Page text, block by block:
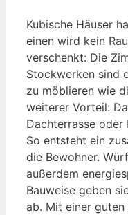
Kubische Häuser
einen wird kein
verschenkt: Die
Stockwerken sind
zu möblieren wie
weiterer Vorteil:
Dachterrasse
So entsteht ein
die Bewohner.
außerdem
Bauweise geben
ab. Mit einer guten